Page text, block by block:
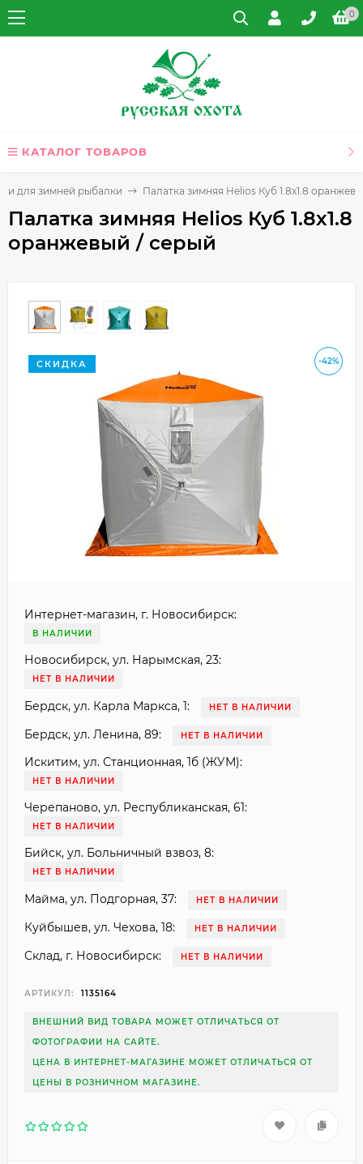
0
КАТАЛОГ ТОВАРОВ
для зимней рыбалки Палатка зимняя Helios Куб 1.8х1.8
Палатка зимняя Helios Куб 1.8х1.8
оранжевый / серый
-42%
СКИДКА
Интернет-магазин, г. Новосибирск:
В НАЛИЧИИ
Новосибирск, ул. Нарымская, 23:
НЕТ В НАЛИЧИИ
Бердск, ул. Карла Маркса, 1: НЕТ В НАЛИЧИИ
Бердск, ул. Ленина, 89: НЕТ В НАЛИЧИИ
Искитим, ул. Станционная, 1б (ЖУМ):
НЕТ В НАЛИЧИИ
Черепаново, ул. Республиканская, 61:
НЕТ В НАЛИЧИИ
Бийск, ул. Больничный взвоз, 8:
НЕТ В НАЛИЧИИ
Майма, ул. Подгорная, 37: НЕТ В НАЛИЧИИ
Куйбышев, ул. Чехова, 18: НЕТ В НАЛИЧИИ
Склад, г. Новосибирск: НЕТ В НАЛИЧИИ
АРТИКУЛ: 1135164
ВНЕШНИЙ ВИД ТОВАРА МОЖЕТ ОТЛИЧАТЬСЯ ОТ
ФОТОГРАФИИ НА САЙТЕ.
ЦЕНА В ИНТЕРНЕТ-МАГАЗИНЕ МОЖЕТ ОТЛИЧАТЬСЯ ОТ
ЦЕНЫ В РОЗНИЧНОМ МАГАЗИНЕ.